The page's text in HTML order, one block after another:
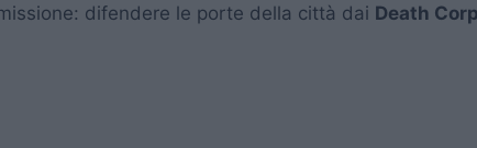
difendere le porte della città dai Death